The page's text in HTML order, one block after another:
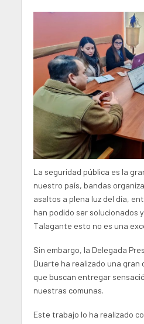
La seguridad pública es la
nuestro país, bandas
asaltos a plena luz del día,
han podido ser solucionados
Talagante esto no es una
Sin embargo, la Delegada
Duarte ha realizado una
que buscan entregar
nuestras comunas.
Este trabajo lo ha realizado